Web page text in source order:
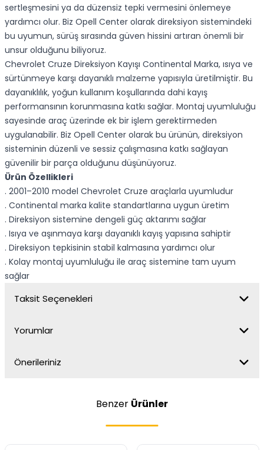
sertleşmesini ya da düzensiz tepki vermesini önlemeye
yardımcı olur. Biz Opell Center olarak direksiyon sistemindeki
bu uyumun, sürüş sırasında güven hissini artıran önemli bir
unsur olduğunu biliyoruz.
Chevrolet Cruze Direksiyon Kayışı Continental Marka, ısıya ve
sürtünmeye karşı dayanıklı malzeme yapısıyla üretilmiştir. Bu
dayanıklılık, yoğun kullanım koşullarında dahi kayış
performansının korunmasına katkı sağlar. Montaj uyumluluğu
sayesinde araç üzerinde ek bir işlem gerektirmeden
uygulanabilir. Biz Opell Center olarak bu ürünün, direksiyon
sisteminin düzenli ve sessiz çalışmasına katkı sağlayan
güvenilir bir parça olduğunu düşünüyoruz.
Ürün Özellikleri
. 2001–2010 model Chevrolet Cruze araçlarla uyumludur
. Continental marka kalite standartlarına uygun üretim
. Direksiyon sistemine dengeli güç aktarımı sağlar
. Isıya ve aşınmaya karşı dayanıklı kayış yapısına sahiptir
. Direksiyon tepkisinin stabil kalmasına yardımcı olur
. Kolay montaj uyumluluğu ile araç sistemine tam uyum
sağlar
Taksit Seçenekleri
Yorumlar
Önerileriniz
Benzer Ürünler